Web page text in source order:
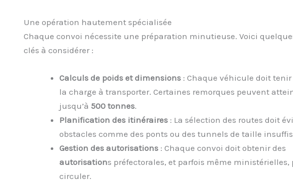
Une opération hautement spécialisée
Chaque convoi nécessite une préparation minutieuse. Voici
clés à considérer :
Calculs de poids et dimensions: Chaque véhicule doit tenir
la charge à transporter. Certaines remorques peuvent
jusqu’à 500 tonnes.
Planification des itinéraires: La sélection des routes doit
obstacles comme des ponts ou des tunnels de taille
Gestion des autorisations: Chaque convoi doit obtenir des
autorisations préfectorales, et parfois même ministérielles,
circuler.